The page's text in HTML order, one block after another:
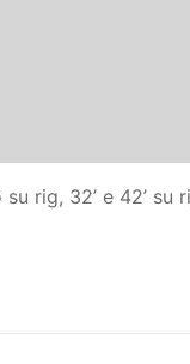
rig, 32’ e 42’ su